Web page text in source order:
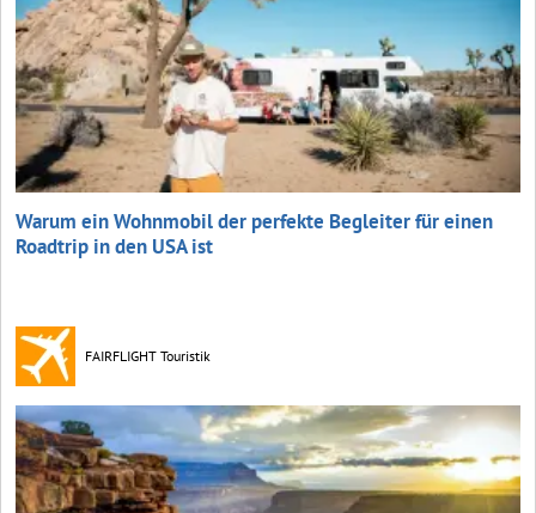
Warum ein Wohnmobil der perfekte Begleiter für einen
Roadtrip in den USA ist
FAIRFLIGHT Touristik